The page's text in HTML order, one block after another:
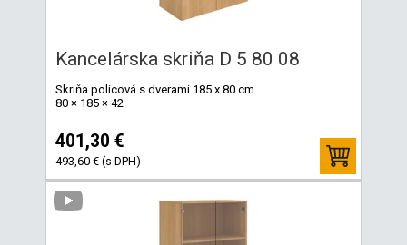
Kancelárska skriňa D 5 80 08
Skriňa policová s dverami 185 x 80 cm
80 × 185 × 42
401,30 €
493,60 € (s DPH)